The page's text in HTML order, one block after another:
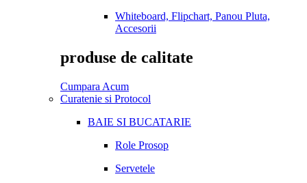
Whiteboard, Flipchart, Panou Pluta,
Accesorii
produse de calitate
Cumpara Acum
Curatenie si Protocol
BAIE SI BUCATARIE
Role Prosop
Servetele